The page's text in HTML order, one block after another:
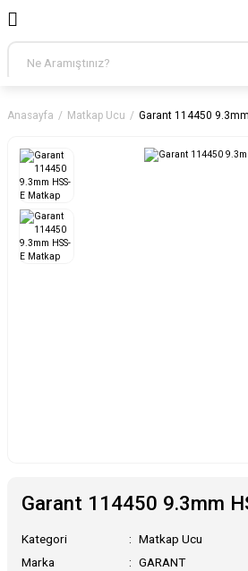
Anasayfa Matkap Ucu Garant 114450
Garant 114450 9.3mm
Kategori
Matkap Ucu
Marka
GARANT